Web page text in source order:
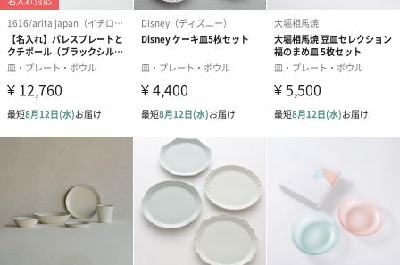
商品オプション情報
紙袋
お渡し用の紙袋です。
商品に合わせたサイズをお届けします。